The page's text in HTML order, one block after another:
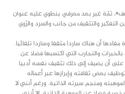
ثمّة غير بعد معرفي ينطوي عليه عنوان
التفكير والتثقيف من جانب والسرد والرّوي
أن هناك ساردا مثقفا وساردا تلقائيا.
بالخبرات والتجارب التي اكتسبها فضلا عن
على أن يضيف إلى ذلك تثقيف نفسه أدبيا
بعض ثقافته وإبرازها عبر أعماله
ومنجم سيرته الذاتية. ورغم أنني لا